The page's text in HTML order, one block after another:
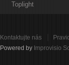
Toplight
Kontaktujte nás
Powered by Improvisio